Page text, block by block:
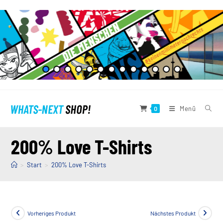
Inhalt
springen
0 Menü
200% Love T-Shirts
> Start > 200% Love T-Shirts
Vorheriges Produkt Nächstes Produkt